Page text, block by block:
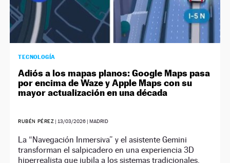
TECNOLOGÍA
Adiós a los mapas planos: Google Maps pasa
por encima de Waze y Apple Maps con su
mayor actualización en una década
RUBÉN PÉREZ | 13/03/2026 | MADRID
La “Navegación Inmersiva” y el asistente Gemini
transforman el salpicadero en una experiencia 3D
hiperrealista que jubila a los sistemas tradicionales.